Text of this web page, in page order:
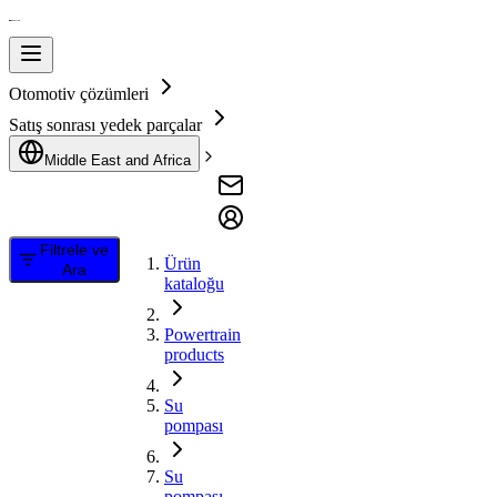
Otomotiv çözümleri
Satış sonrası yedek parçalar
Middle East and Africa
Filtrele ve
Ara
Ürün
kataloğu
Powertrain
products
Su
pompası
Su